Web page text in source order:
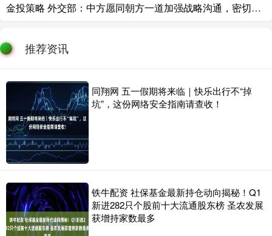
金投策略 外交部：中方愿同朝方一道加强战略沟通，密切交往合作
推荐资讯
同翔网 五一假期将来临｜快乐出行不“掉
坑”，这份网络安全指南请查收！
铁牛配资 社保基金最新持仓动向揭秘！Q1
新进282只个股前十大流通股东榜 圣农发展
获增持家数最多